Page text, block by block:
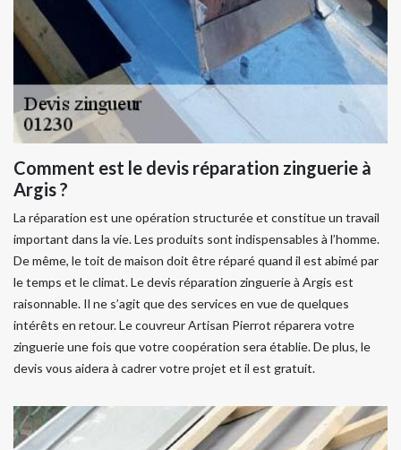
Comment est le devis réparation zinguerie à
Argis ?
La réparation est une opération structurée et constitue un travail
important dans la vie. Les produits sont indispensables à l’homme.
De même, le toit de maison doit être réparé quand il est abimé par
le temps et le climat. Le devis réparation zinguerie à Argis est
raisonnable. Il ne s’agit que des services en vue de quelques
intérêts en retour. Le couvreur Artisan Pierrot réparera votre
zinguerie une fois que votre coopération sera établie. De plus, le
devis vous aidera à cadrer votre projet et il est gratuit.